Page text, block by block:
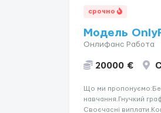
срочно
Модель
Онлифанс Работа
20000 €
Що ми
навчання.Гнучкий
Своєчасні